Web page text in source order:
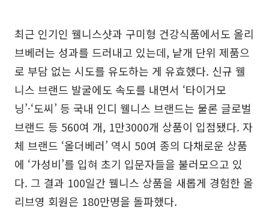
최근 인기인 웰니스샷과 구미형 건강식품에서도 올리
브베러는 성과를 드러내고 있는데, 낱개 단위 제품으
로 부담 없는 시도를 유도하는 게 유효했다. 신규 웰
니스 브랜드 발굴에도 속도를 내면서 ‘타이거모
닝’·‘도씨’ 등 국내 인디 웰니스 브랜드는 물론 글로벌
브랜드 등 560여 개, 1만3000개 상품이 입점됐다. 자
체 브랜드 ‘올더베러’ 역시 50여 종의 다채로운 상품
에 ‘가성비’를 입혀 초기 입문자들을 불러모으고 있
다. 그 결과 100일간 웰니스 상품을 새롭게 경험한 올
리브영 회원은 180만명을 돌파했다.